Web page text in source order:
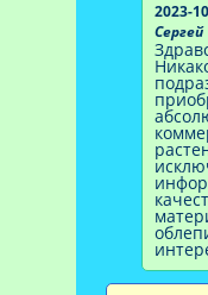
2023-
Сергей